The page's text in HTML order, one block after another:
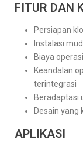
FITUR DAN
Persiapan
Instalasi
Biaya
Keandalan
terintegrasi
Beradaptasi
Desain yang
APLIKASI